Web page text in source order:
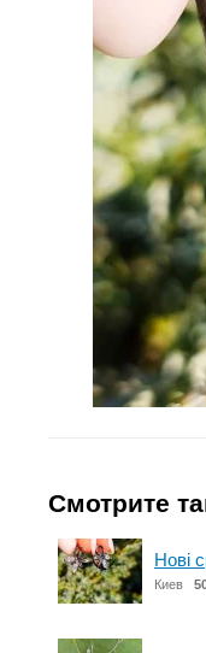
Смотрите
Нові
Киев